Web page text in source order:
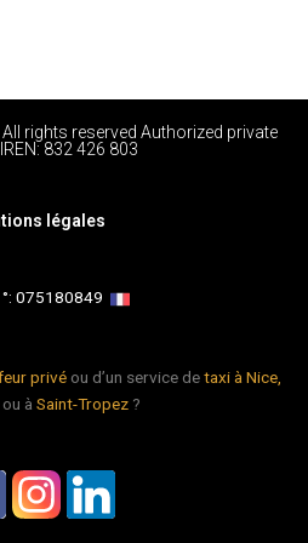
rights reserved Authorized private
832 426 803
légales
°: 075180849
privéou d’un service detaxi à Nice,
à Saint-Tropez?
L L